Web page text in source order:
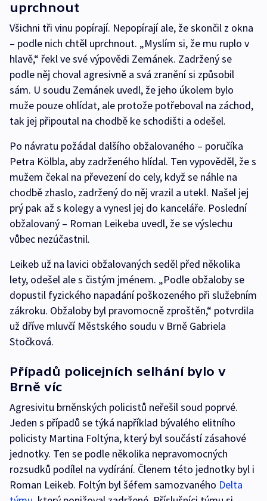
uprchnout
Všichni tři vinu popírají. Nepopírají ale, že skončil z okna
– podle nich chtěl uprchnout. „Myslím si, že mu ruplo v
hlavě,“ řekl ve své výpovědi Zemánek. Zadržený se
podle něj choval agresivně a svá zranění si způsobil
sám. U soudu Zemánek uvedl, že jeho úkolem bylo
muže pouze ohlídat, ale protože potřeboval na záchod,
tak jej připoutal na chodbě ke schodišti a odešel.
Po návratu požádal dalšího obžalovaného – poručíka
Petra Kölbla, aby zadrženého hlídal. Ten vypověděl, že s
mužem čekal na převezení do cely, když se náhle na
chodbě zhaslo, zadržený do něj vrazil a utekl. Našel jej
prý pak až s kolegy a vynesl jej do kanceláře. Poslední
obžalovaný – Roman Leikeba uvedl, že se výslechu
vůbec nezúčastnil.
Leikeb už na lavici obžalovaných seděl před několika
lety, odešel ale s čistým jménem. „Podle obžaloby se
dopustil fyzického napadání poškozeného při služebním
zákroku. Obžaloby byl pravomocně zproštěn,“ potvrdila
už dříve mluvčí Městského soudu v Brně Gabriela
Stočková.
Případů policejních selhání bylo v
Brně víc
Agresivitu brněnských policistů neřešil soud poprvé.
Jeden s případů se týká například bývalého elitního
policisty Martina Foltýna, který byl součástí zásahové
jednotky. Ten se podle několika nepravomocných
rozsudků podílel na vydírání. Členem této jednotky byl i
Roman Leikeb. Foltýn byl šéfem samozvaného Delta